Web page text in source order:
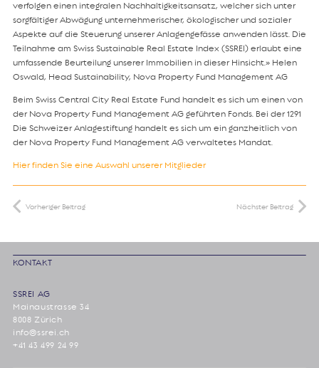
verfolgen einen integralen Nachhaltigkeitsansatz, welcher sich unter
sorgfältiger Abwägung unternehmerischer, ökologischer und sozialer
Aspekte auf die Steuerung unserer Anlagengefässe anwenden lässt. Die
Teilnahme am Swiss Sustainable Real Estate Index (SSREI) erlaubt eine
umfassende Beurteilung unserer Immobilien in dieser Hinsicht.» Helen
Oswald, Head Sustainability, Nova Property Fund Management AG
Beim Swiss Central City Real Estate Fund handelt es sich um einen von
der Nova Property Fund Management AG geführten Fonds. Bei der 1291
Die Schweizer Anlagestiftung handelt es sich um ein ganzheitlich von
der Nova Property Fund Management AG verwaltetes Mandat.
Hier finden Sie eine Auswahl unserer Mitglieder
Vorheriger Beitrag Nächster Beitrag
KONTAKT
SSREI AG
Mainaustrasse 34
8008 Zürich
info@ssrei.ch
+41 43 499 24 99